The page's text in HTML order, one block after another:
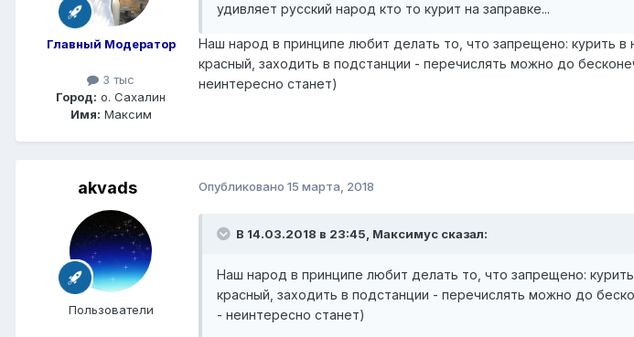
Главный Модератор
3 тыс
Город: о. Сахалин
Имя: Максим
удивляет русский народ кто то курит на заправке...
Наш народ в принципе любит делать то, что запрещено: курить
красный, заходить в подстанции - перечислять можно до
неинтересно станет)
akvads
Пользователи
Опубликовано 15 марта, 2018
В 14.03.2018 в 23:45, Максимус сказал:
Наш народ в принципе любит делать то, что запрещено:
красный, заходить в подстанции - перечислять можно до
- неинтересно станет)